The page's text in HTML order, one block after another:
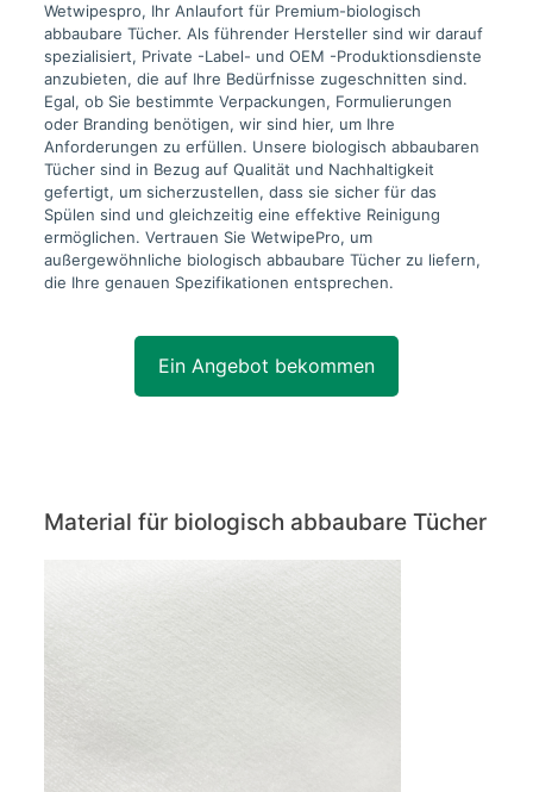
Wetwipespro, Ihr Anlaufort für Premium-biologisch
abbaubare Tücher. Als führender Hersteller sind wir darauf
spezialisiert, Private -Label- und OEM -Produktionsdienste
anzubieten, die auf Ihre Bedürfnisse zugeschnitten sind.
Egal, ob Sie bestimmte Verpackungen, Formulierungen
oder Branding benötigen, wir sind hier, um Ihre
Anforderungen zu erfüllen. Unsere biologisch abbaubaren
Tücher sind in Bezug auf Qualität und Nachhaltigkeit
gefertigt, um sicherzustellen, dass sie sicher für das
Spülen sind und gleichzeitig eine effektive Reinigung
ermöglichen. Vertrauen Sie WetwipePro, um
außergewöhnliche biologisch abbaubare Tücher zu liefern,
die Ihre genauen Spezifikationen entsprechen.
Ein Angebot bekommen
Material für biologisch abbaubare Tücher